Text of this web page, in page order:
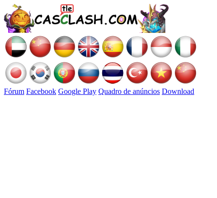
Fórum Facebook Google Play Quadro de anúncios Download